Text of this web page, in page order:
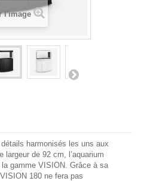
l'image
harmonisés les uns aux
de 92 cm, l’aquarium
gamme VISION. Grâce à sa
180 ne fera pas